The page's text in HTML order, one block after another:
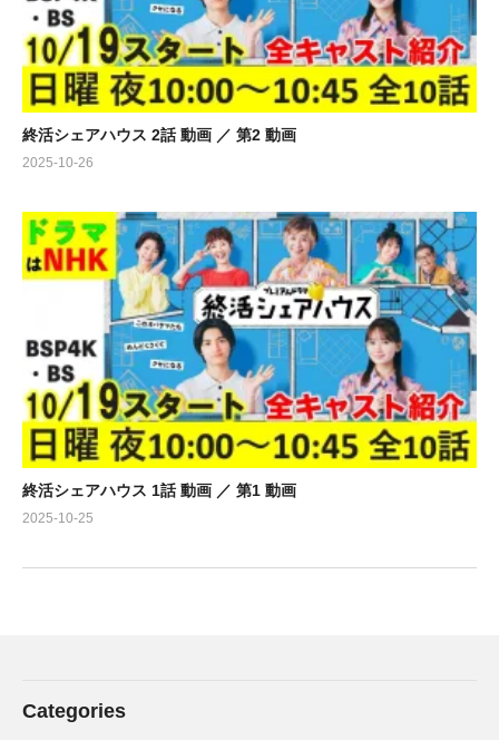
終活シェアハウス 2話 動画 ／ 第2 動画
2025-10-26
終活シェアハウス 1話 動画 ／ 第1 動画
2025-10-25
Categories